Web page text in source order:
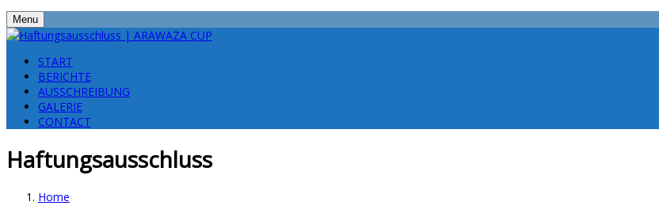
Menu
START
BERICHTE
AUSSCHREIBUNG
GALERIE
CONTACT
Haftungsausschluss
Home